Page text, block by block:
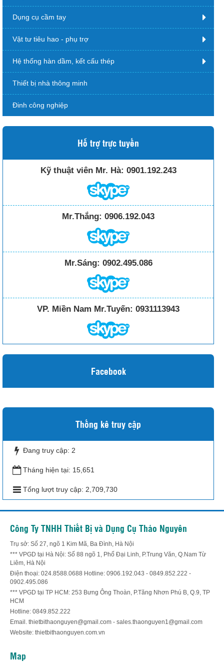
Dụng cụ cầm tay
Vật tư tiêu hao - phụ trợ
Hệ thống hàn dầm, kết cấu thép
Thiết bị nhà thông minh
Đinh công nghiệp
Hỗ trợ trực tuyến
Kỹ thuật viên Mr. Hà: 0901.192.243
Mr.Thắng: 0906.192.043
Mr.Sáng: 0902.495.086
VP. Miền Nam Mr.Tuyến: 0931113943
Facebook
Thống kê truy cập
Đang truy cập: 2
Tháng hiện tại: 15,651
Tổng lượt truy cập: 2,709,730
Công Ty TNHH Thiết Bị và Dụng Cụ Thảo Nguyên
Trụ sở: Số 27, ngõ 1 Kim Mã, Ba Đình, Hà Nội
*** VPGD tại Hà Nội: Số 88 ngõ 1, Phố Đại Linh, P.Trung Văn, Q.Nam Từ
Liêm, Hà Nội
Điện thoại: 024.8588.0688 Hotline: 0906.192.043 - 0849.852.222 -
0902.495.086
*** VPGD tại TP HCM: 253 Bưng Ông Thoàn, P.Tăng Nhơn Phú B, Q.9, TP
HCM
Hotline: 0849.852.222
Email. thietbithaonguyen@gmail.com - sales.thaonguyen1@gmail.com
Website: thietbithaonguyen.com.vn
Map